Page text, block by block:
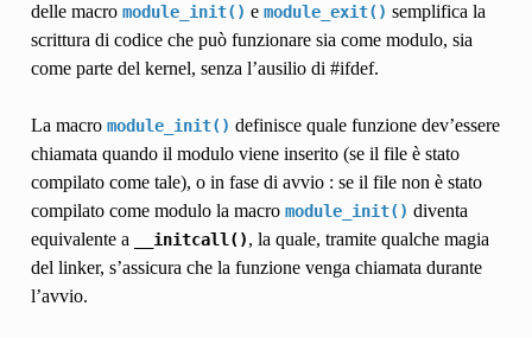
delle macro module_init() e module_exit() semplifica la
scrittura di codice che può funzionare sia come modulo, sia
come parte del kernel, senza l’ausilio di #ifdef.
La macro module_init() definisce quale funzione dev’essere
chiamata quando il modulo viene inserito (se il file è stato
compilato come tale), o in fase di avvio : se il file non è stato
compilato come modulo la macro module_init() diventa
equivalente a
__initcall(), la quale, tramite qualche magia
del linker, s’assicura che la funzione venga chiamata durante
l’avvio.